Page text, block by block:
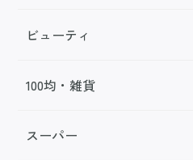
ビューティ
100均・雑貨
スーパー